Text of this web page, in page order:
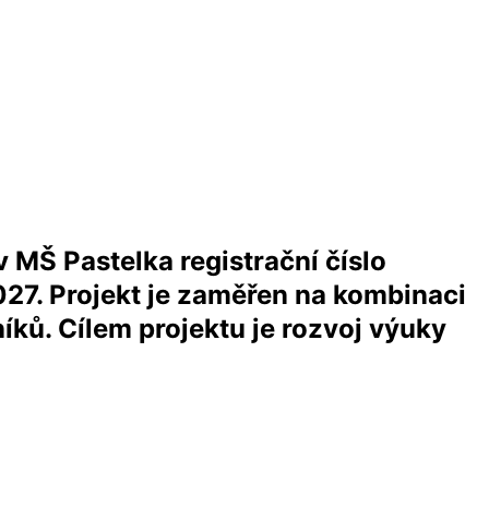
MŠ Pastelka registrační číslo
Projekt je zaměřen na kombinaci
Cílem projektu je rozvoj výuky